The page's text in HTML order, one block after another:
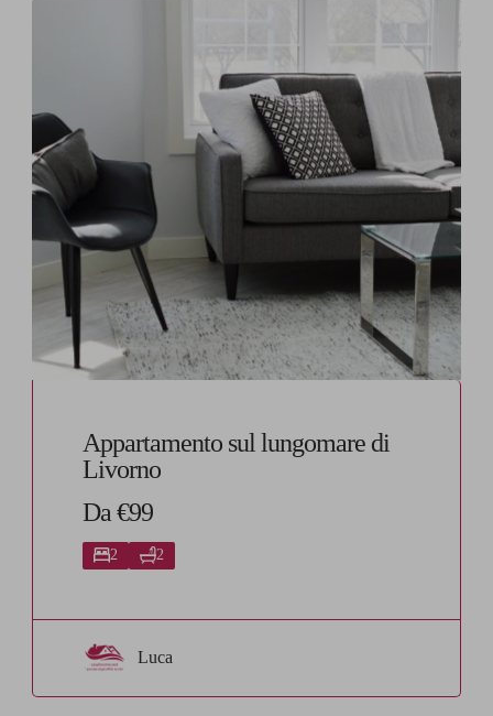
Appartamento sul lungomare di
Livorno
Da €99
2 2
Luca